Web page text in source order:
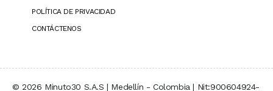
POLÍTICA DE PRIVACIDAD
CONTÁCTENOS
© 2026 Minuto30 S.A.S | Medellín - Colombia | Nit:900604924-